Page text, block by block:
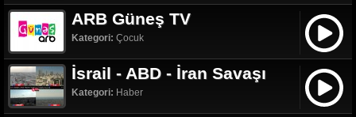
ARB Güneş TV
Kategori: Çocuk
İsrail - ABD - İran Savaşı
Kategori: Haber